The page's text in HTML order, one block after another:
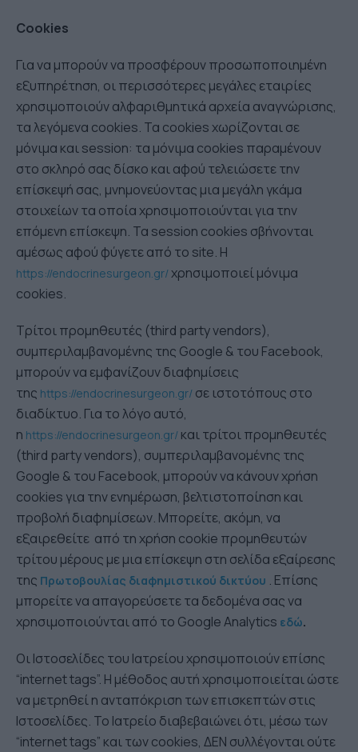
Cookies
Για να μπορούν να προσφέρουν προσωποποιημένη
εξυπηρέτηση, οι περισσότερες μεγάλες εταιρίες
χρησιμοποιούν αλφαριθμητικά αρχεία αναγνώρισης,
τα λεγόμενα cookies. Τα cookies χωρίζονται σε
μόνιμα και session: τα μόνιμα cookies παραμένουν
στο σκληρό σας δίσκο και αφού τελειώσετε την
επίσκεψή σας, μνημονεύοντας μια μεγάλη γκάμα
στοιχείων τα οποία χρησιμοποιούνται για την
επόμενη επίσκεψη. Τα session cookies σβήνονται
αμέσως αφού φύγετε από το site. Η
https://endocrinesurgeon.gr/χρησιμοποιεί μόνιμα
cookies.
Τρίτοι προμηθευτές (third party vendors),
συμπεριλαμβανομένης της Google & του Facebook,
μπορούν να εμφανίζουν διαφημίσεις
της https://endocrinesurgeon.gr/ σε ιστοτόπους στο
διαδίκτυο. Για το λόγο αυτό,
η https://endocrinesurgeon.gr/ και τρίτοι προμηθευτές
(third party vendors), συμπεριλαμβανομένης της
Google & του Facebook, μπορούν να κάνουν χρήση
cookies για την ενημέρωση, βελτιστοποίηση και
προβολή διαφημίσεων. Μπορείτε, ακόμη, να
εξαιρεθείτε από τη χρήση cookie προμηθευτών
τρίτου μέρους με μια επίσκεψη στη σελίδα εξαίρεσης
της Πρωτοβουλίας διαφημιστικού δικτύου . Επίσης
μπορείτε να απαγορεύσετε τα δεδομένα σας να
χρησιμοποιούνται από το Google Analytics εδώ.
Οι Ιστοσελίδες του Ιατρείου χρησιμοποιούν επίσης
“internet tags”. Η μέθοδος αυτή χρησιμοποιείται ώστε
να μετρηθεί η ανταπόκριση των επισκεπτών στις
Ιστοσελίδες. Το Ιατρείο διαβεβαιώνει ότι, μέσω των
“internet tags” και των cookies, ΔΕΝ συλλέγονται ούτε